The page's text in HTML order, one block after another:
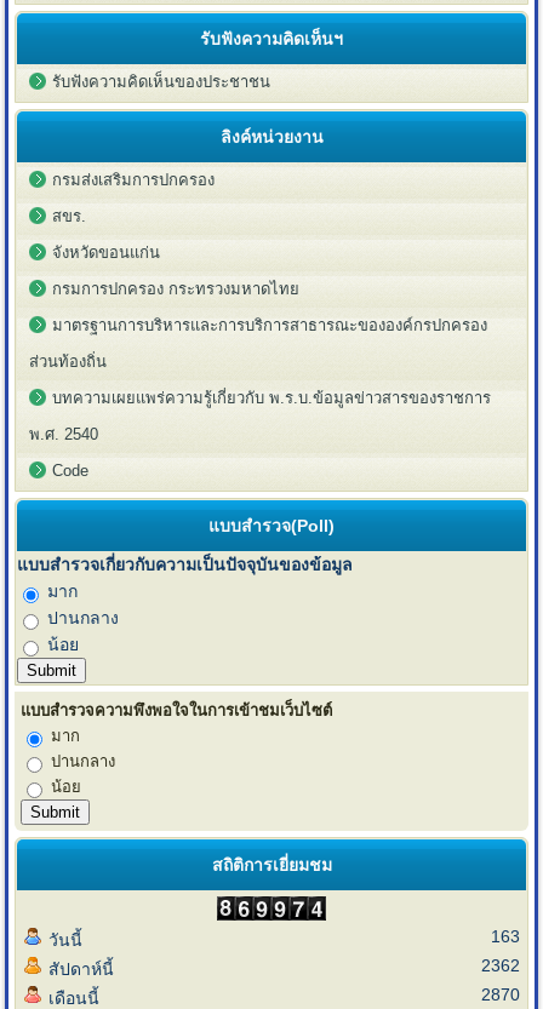
รับฟังความคิดเห็นฯ
รับฟังความคิดเห็นของประชาชน
ลิงค์หน่วยงาน
กรมส่งเสริมการปกครอง
สขร.
จังหวัดขอนแก่น
กรมการปกครอง กระทรวงมหาดไทย
มาตรฐานการบริหารและการบริการสาธารณะขององค์กรปกครอง
ส่วนท้องถิ่น
บทความเผยแพร่ความรู้เกี่ยวกับ พ.ร.บ.ข้อมูลข่าวสารของราชการ
พ.ศ. 2540
Code
แบบสำรวจ(Poll)
แบบสำรวจเกี่ยวกับความเป็นปัจจุบันของข้อมูล
มาก
ปานกลาง
น้อย
แบบสำรวจความพึงพอใจในการเข้าชมเว็บไซต์
มาก
ปานกลาง
น้อย
สถิติการเยี่ยมชม
วันนี้
สัปดาห์นี้
เดือนนี้
163
2362
2870